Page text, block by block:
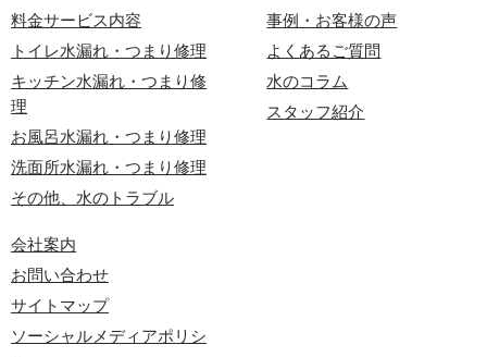
料金サービス内容
トイレ水漏れ・つまり修理
キッチン水漏れ・つまり修
理
お風呂水漏れ・つまり修理
洗面所水漏れ・つまり修理
その他、水のトラブル
事例・お客様の声
よくあるご質問
水のコラム
スタッフ紹介
会社案内
お問い合わせ
サイトマップ
ソーシャルメディアポリシ